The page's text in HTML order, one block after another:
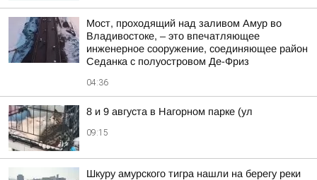
Мост, проходящий над заливом Амур во
Владивостоке, – это впечатляющее
инженерное сооружение, соединяющее район
Седанка с полуостровом Де-Фриз
04:36
8 и 9 августа в Нагорном парке (ул
09:15
Шкуру амурского тигра нашли на берегу реки